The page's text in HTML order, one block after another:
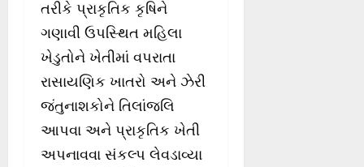
તરીકે પ્રાકૃતિક કૃષિને
ગણાવી ઉપસ્થિત મહિલા
ખેડુતોને ખેતીમાં વપરાતા
રાસાયણિક ખાતરો અને ઝેરી
જંતુનાશકોને તિલાંજલિ
આપવા અને પ્રાકૃતિક ખેતી
અપનાવવા સંકલ્પ લેવડાવ્યા